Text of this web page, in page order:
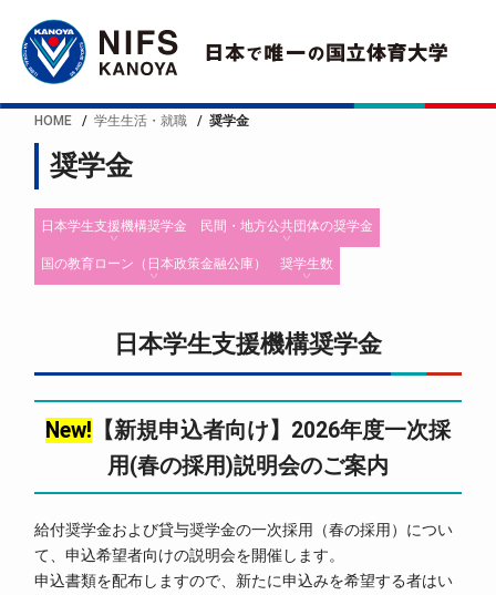
HOME 学生生活・就職 奨学金
奨学金
日本学生支援機構奨学金 民間・地方公共団体の奨学金
国の教育ローン（日本政策金融公庫） 奨学生数
日本学生支援機構奨学金
New! 【新規申込者向け】2026年度一次採
用(春の採用)説明会のご案内
給付奨学金および貸与奨学金の一次採用（春の採用）につい
て、申込希望者向けの説明会を開催します。
申込書類を配布しますので、新たに申込みを希望する者はい